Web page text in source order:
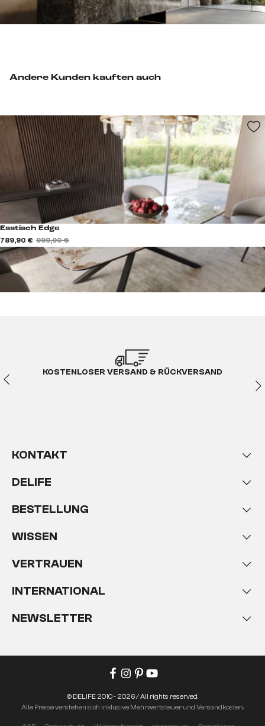
Andere Kunden kauften auch
Esstisch Edge
789,90 € 999,90 €
KOSTENLOSER VERSAND & RÜCKVERSAND
KONTAKT
DELIFE
BESTELLUNG
WISSEN
VERTRAUEN
INTERNATIONAL
NEWSLETTER
© DELIFE 2010 - 2026 / All rights reserved.
Alle Preise verstehen sich inklusive Mehrwertsteuer und Versandkosten.